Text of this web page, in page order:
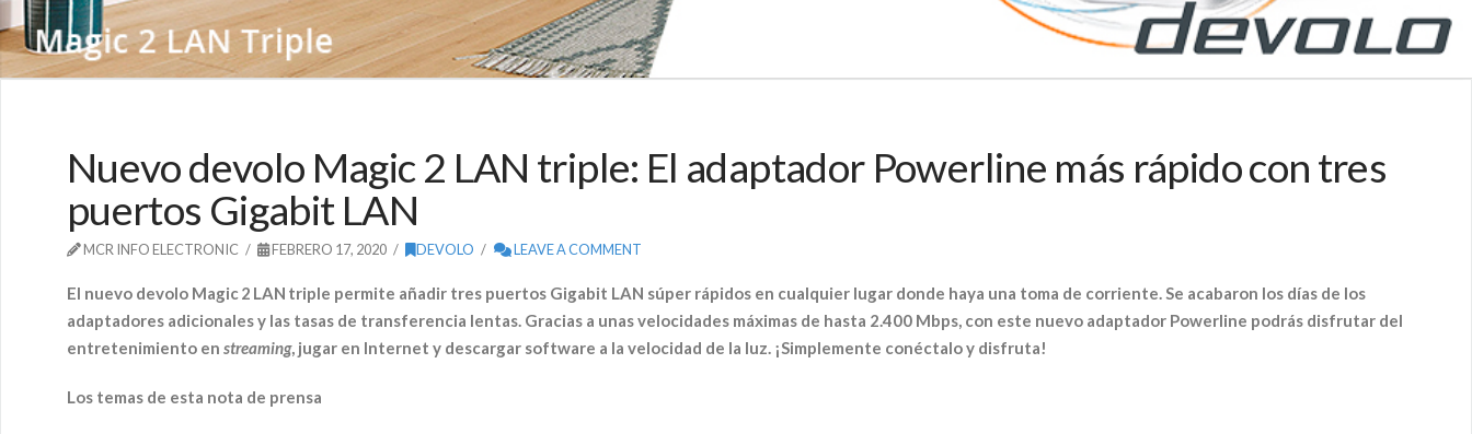
Nuevo devolo Magic 2 LAN triple: El adaptador Powerline más rápido con tres
puertos Gigabit LAN
MCR INFO ELECTRONIC FEBRERO 17, 2020 DEVOLO LEAVE A COMMENT
El nuevo devolo Magic 2 LAN triple permite añadir tres puertos Gigabit LAN súper rápidos en cualquier lugar donde haya una toma de corriente. Se acabaron los días de los
adaptadores adicionales y las tasas de transferencia lentas. Gracias a unas velocidades máximas de hasta 2.400 Mbps, con este nuevo adaptador Powerline podrás disfrutar del
entretenimiento en streaming, jugar en Internet y descargar software a la velocidad de la luz. ¡Simplemente conéctalo y disfruta!
Los temas de esta nota de prensa